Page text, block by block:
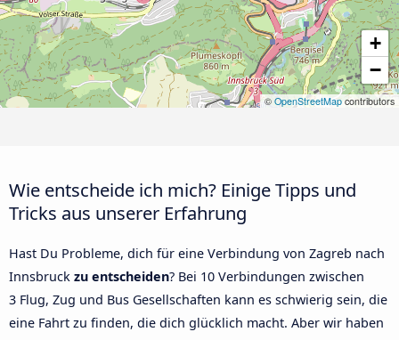
+
−
© OpenStreetMap contributors
Wie entscheide ich mich? Einige Tipps und
Tricks aus unserer Erfahrung
Hast Du Probleme, dich für eine Verbindung von Zagreb nach
Innsbruck zu entscheiden? Bei 10 Verbindungen zwischen
3 Flug, Zug und Bus Gesellschaften kann es schwierig sein, die
eine Fahrt zu finden, die dich glücklich macht. Aber wir haben